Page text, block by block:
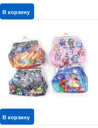
В корзину
В корзину